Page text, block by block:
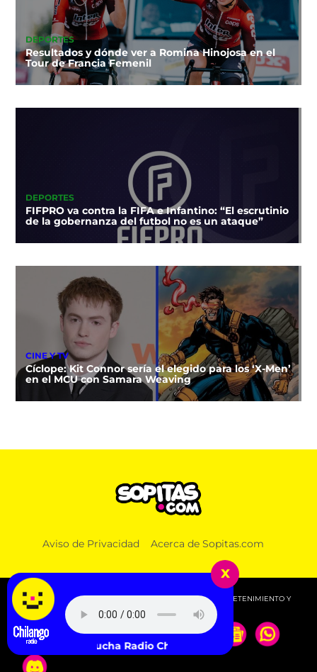
DEPORTES
Resultados y dónde ver a Romina Hinojosa en el
Tour de Francia Femenil
DEPORTES
FIFPRO va contra la FIFA e Infantino: “El escrutinio
de la gobernanza del futbol no es un ataque”
CINE Y TV
Cíclope: Kit Connor sería el elegido para los ‘X-Men’
en el MCU con Samara Weaving
Aviso de Privacidad Acerca de Sopitas.com
© 2026 SOPITAS.COM - MÚSICA, NOTICIAS, DEPORTES, ENTRETENIMIENTO Y
MÁS!.
x
Escucha Radio Chilango -